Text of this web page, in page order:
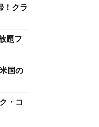
クラ
題フ
国の
・コ